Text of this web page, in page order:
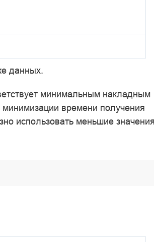
данных.
минимальным накладным
времени получения
использовать меньшие